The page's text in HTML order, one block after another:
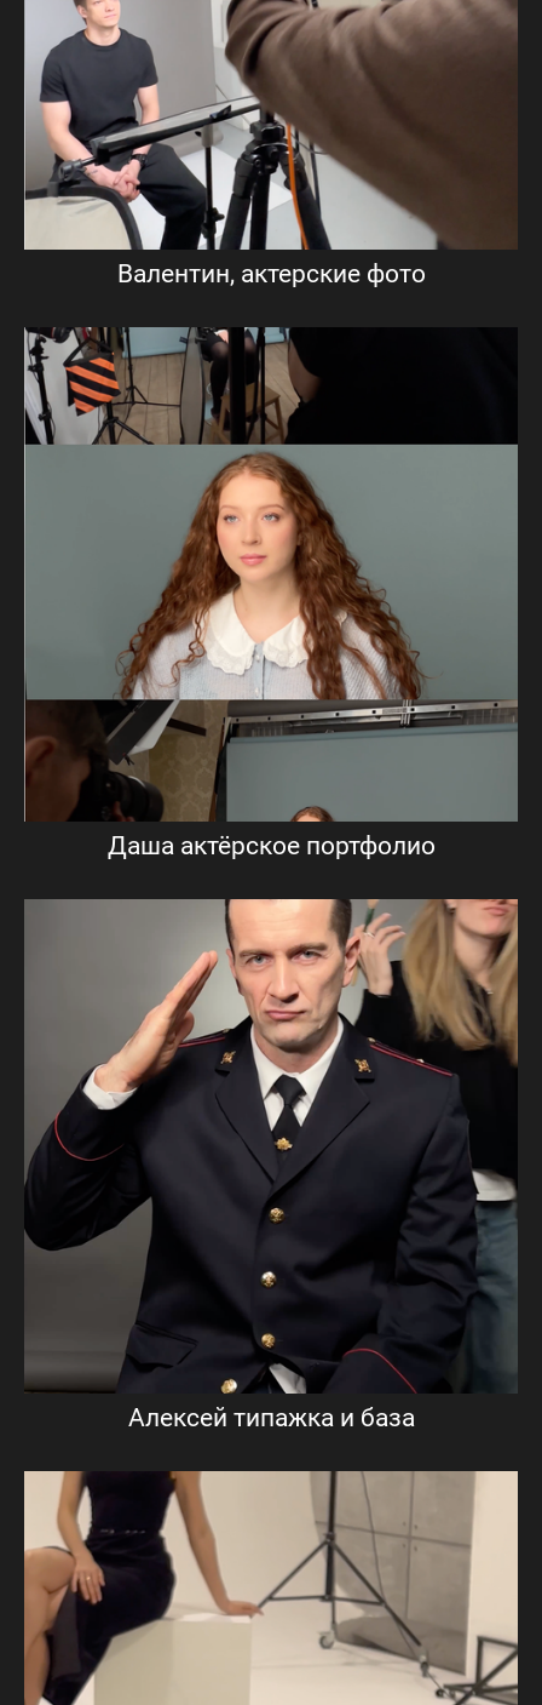
Валентин, актерские фото
Даша актёрское портфолио
Алексей типажка и база